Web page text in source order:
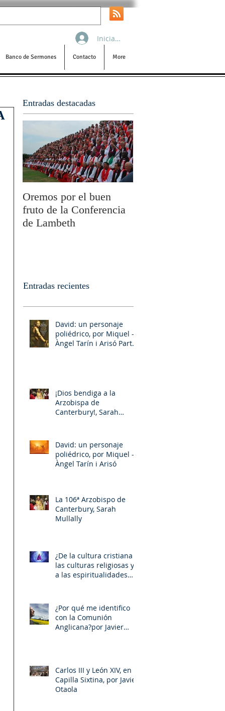
Banco de Sermones Contacto More
Iniciar sesión
Entradas destacadas
Oremos por el buen
fruto de la Conferencia
de Lambeth
Entradas recientes
David: un personaje
poliédrico, por Miquel –
Àngel Tarín i Arisó Parte
¡Dios bendiga a la
Arzobispa de
Canterbury!, Sarah
David: un personaje
poliédrico, por Miquel –
Àngel Tarín i Arisó
La 106ª Arzobispo de
Canterbury, Sarah
Mullally
¿De la cultura cristiana a
las culturas religiosas y
a las espiritualidades
¿Por qué me identifico
con la Comunión
Anglicana?por Javier
Carlos III y León XIV, en la
Capilla Sixtina, por Javier
Otaola